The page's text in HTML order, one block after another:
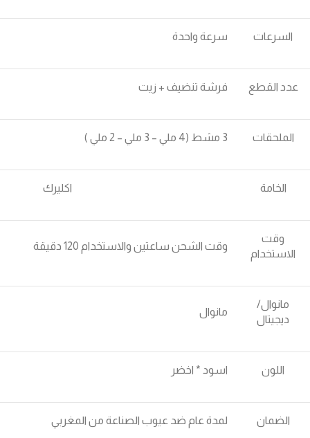
السرعات سرعة واحدة
عدد القطع فرشة تنضيف + زيت
الملحقات 3 مشط (4 ملي – 3 ملي – 2 ملي )
الخامة اكليرك
وقت
الاستخدام
وقت الشحن ساعتين والاستخدام 120 دقيقة
مانوال/
ديجيتال
مانوال
اللون اسود * اخضر
الضمان لمدة عام ضد عيوب الصناعة من المغربي